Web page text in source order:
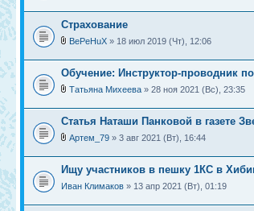
Страхование
BePeHuX » 18 июл 2019 (Чт), 12:06
Обучение: Инструктор-проводник
Татьяна Михеева » 28 ноя 2021 (Вс), 23:35
Статья Наташи Панковой в газете
Артем_79 » 3 авг 2021 (Вт), 16:44
Ищу участников в пешку 1КС в
Иван Климаков » 13 апр 2021 (Вт), 01:19